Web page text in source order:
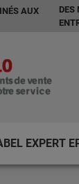
AUX
DES
EXPERT